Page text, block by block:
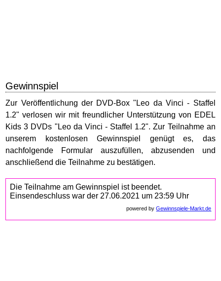
Gewinnspiel
Zur Veröffentlichung der DVD-Box "Leo da Vinci - Staffel
1.2" verlosen wir mit freundlicher Unterstützung von EDEL
Kids 3 DVDs "Leo da Vinci - Staffel 1.2". Zur Teilnahme an
unserem kostenlosen Gewinnspiel genügt es, das
nachfolgende Formular auszufüllen, abzusenden und
anschließend die Teilnahme zu bestätigen.